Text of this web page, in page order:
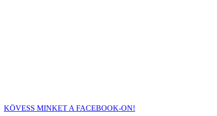
KÖVESS MINKET A FACEBOOK-ON!